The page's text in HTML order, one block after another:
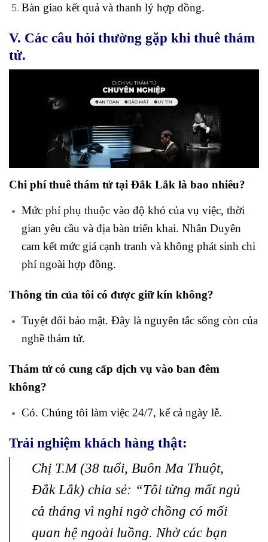
Bàn giao kết quả và thanh lý hợp đồng.
V. Các câu hỏi thường gặp khi thuê thám
tử.
Chi phí thuê thám tử tại Đắk Lắk là bao nhiêu?
Mức phí phụ thuộc vào độ khó của vụ việc, thời
gian yêu cầu và địa bàn triển khai. Nhân Duyên
cam kết mức giá cạnh tranh và không phát sinh chi
phí ngoài hợp đồng.
Thông tin của tôi có được giữ kín không?
Tuyệt đối bảo mật. Đây là nguyên tắc sống còn của
nghề thám tử.
Thám tử có cung cấp dịch vụ vào ban đêm
không?
Có. Chúng tôi làm việc 24/7, kể cả ngày lễ.
Trải nghiệm khách hàng thật:
Chị T.M (38 tuổi, Buôn Ma Thuột,
Đắk Lắk) chia sẻ: “Tôi từng mất ngủ
cả tháng vì nghi ngờ chồng có mối
quan hệ ngoài luồng. Nhờ các bạn